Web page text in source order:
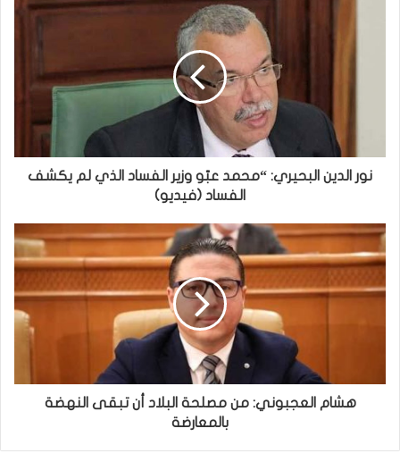
نور الدين البحيري: “محمد عبّو وزير الفساد الذي لم يكشف
الفساد (فيديو)
هشام العجبوني: من مصلحة البلاد أن تبقى النهضة
بالمعارضة